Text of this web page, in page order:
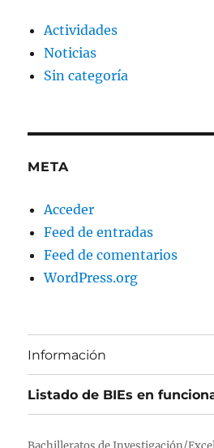
Actividades
Noticias
Sin categoría
META
Acceder
Feed de entradas
Feed de comentarios
WordPress.org
Información
Listado de BIEs en